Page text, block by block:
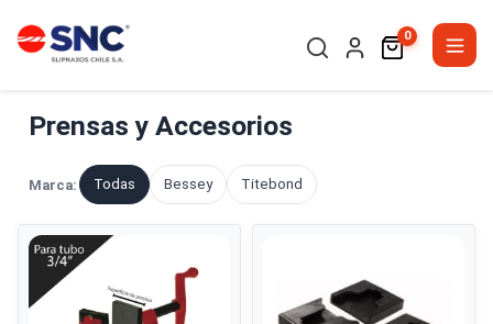
0
Prensas y Accesorios
Marca: Todas Bessey Titebond